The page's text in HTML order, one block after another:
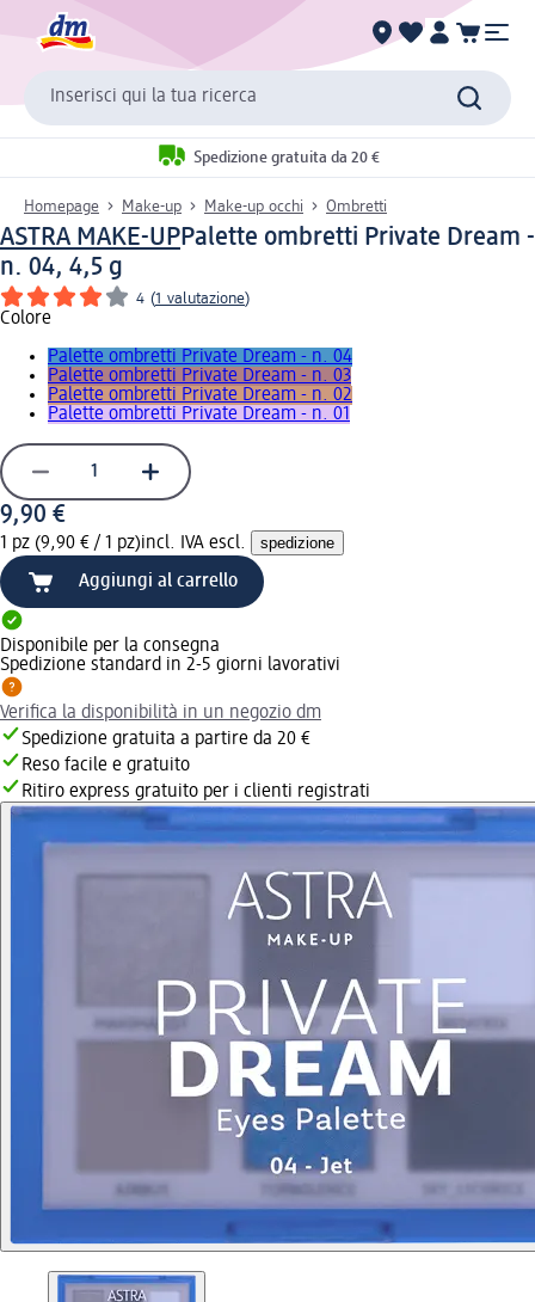
Inserisci qui la tua ricerca
Spedizione gratuita da 20 €
Homepage Make-up Make-up occhi Ombretti
ASTRA MAKE-UPPalette ombretti Private Dream -
n. 04, 4,5 g
4 (1 valutazione)
Colore
Palette ombretti Private Dream - n. 04
Palette ombretti Private Dream - n. 03
Palette ombretti Private Dream - n. 02
Palette ombretti Private Dream - n. 01
9,90 €
1 pz (9,90 € / 1 pz)incl. IVA escl. spedizione
Aggiungi al carrello
Disponibile per la consegna
Spedizione standard in 2-5 giorni lavorativi
Verifica la disponibilità in un negozio dm
Spedizione gratuita a partire da 20 €
Reso facile e gratuito
Ritiro express gratuito per i clienti registrati